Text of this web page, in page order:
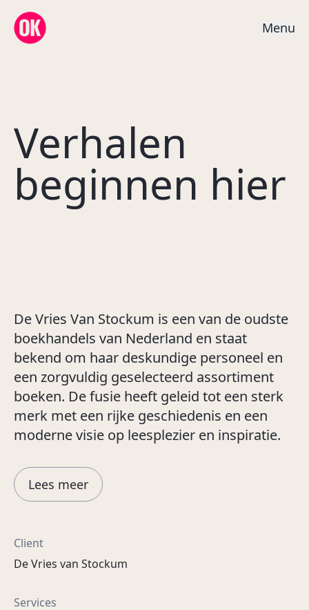
OK Creative Agency
Menu
Verhalen
beginnen hier
De Vries Van Stockum is een van de oudste
boekhandels van Nederland en staat
bekend om haar deskundige personeel en
een zorgvuldig geselecteerd assortiment
boeken. De fusie heeft geleid tot een sterk
merk met een rijke geschiedenis en een
moderne visie op leesplezier en inspiratie.
Lees meer
Client
De Vries van Stockum
Services